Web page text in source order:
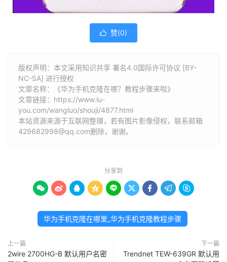
 赞(0)
版权声明：本文采用知识共享 署名4.0国际许可协议 [BY-
NC-SA] 进行授权
文章名称：《华为手机克隆在哪？教程步骤来啦》
文章链接： https://www.lu-
you.com/wangluo/shouji/4877.html
本站资源来源于互联网整理，若有图片影像侵权，联系邮箱
429682998@qq.com删除，谢谢。
分享到
        
华为手机克隆在哪里_华为手机克隆教程步骤
上一篇
2wire 2700HG-B 默认用户名密
下一篇
Trendnet TEW-639GR 默认用